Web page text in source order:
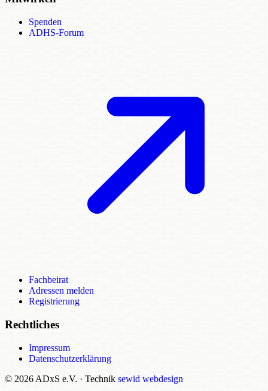
Spenden
ADHS-Forum
Fachbeirat
Adressen melden
Registrierung
Rechtliches
Impressum
Datenschutzerklärung
© 2026 ADxS e.V. · Technik sewid webdesign